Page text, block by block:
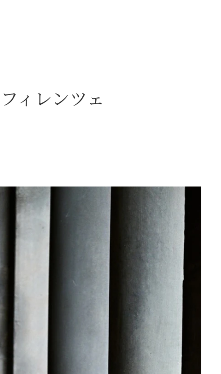
ィレンツェ